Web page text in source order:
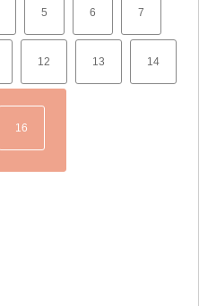
5 6 7
12 13 14
16